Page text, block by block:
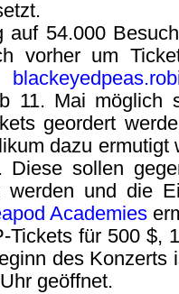
auf 54.000
vorher um
11. Mai möglich
geordert
dazu ermutigt
Diese sollen
werden und die
Academies
Tickets für 500 $,
des Konzerts
geöffnet.